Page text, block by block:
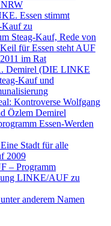
Essen stimmt
zu
Steag-Kauf, Rede von
für Essen steht AUF
im Rat
Demirel (DIE LINKE
Kauf und
Kontroverse Wolfgang
Özlem Demirel
Essen-Werden
Stadt für alle
2009
– Programm
LINKE/AUF zu
anderem Namen